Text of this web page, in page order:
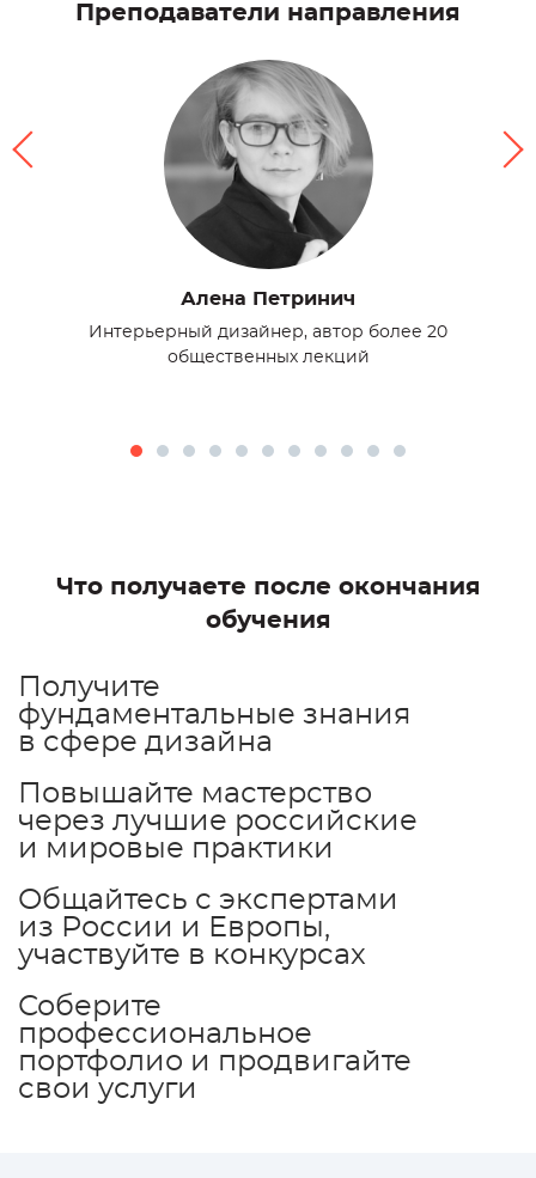
Преподаватели направления
Алена Петринич
Интерьерный дизайнер, автор более 20
общественных лекций
Что получаете после окончания
обучения
Получите
фундаментальные знания
в сфере дизайна
Повышайте мастерство
через лучшие российские
и мировые практики
Общайтесь с экспертами
из России и Европы,
участвуйте в конкурсах
Соберите
профессиональное
портфолио и продвигайте
свои услуги